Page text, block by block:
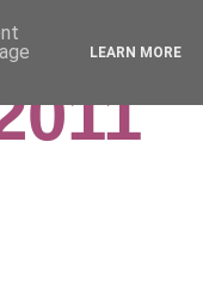
LEARN MORE